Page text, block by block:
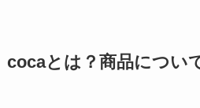
cocaとは？商品につい